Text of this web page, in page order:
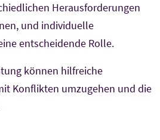
Herausforderungen
und individuelle
entscheidende Rolle.
können hilfreiche
Konflikten umzugehen und die